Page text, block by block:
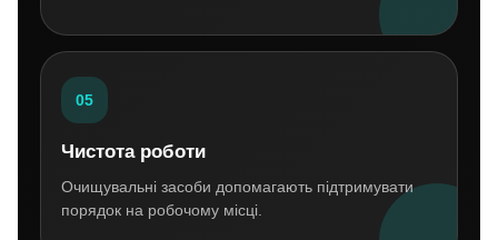
05
Чистота роботи
Очищувальні засоби допомагають підтримувати
порядок на робочому місці.